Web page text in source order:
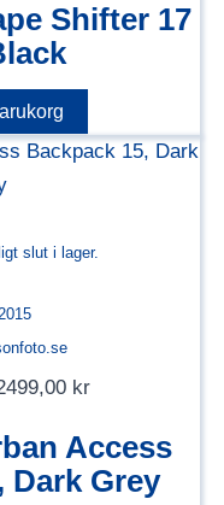
Shifter 17
slut i lager.
kr
Access
Dark Grey